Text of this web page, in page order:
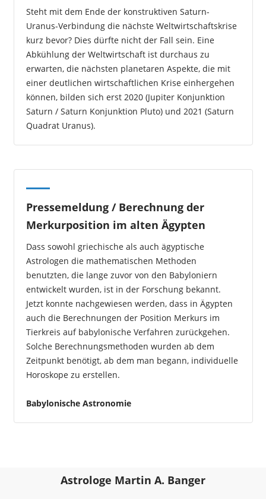
Steht mit dem Ende der konstruktiven Saturn-
Uranus-Verbindung die nächste Weltwirtschaftskrise
kurz bevor? Dies dürfte nicht der Fall sein. Eine
Abkühlung der Weltwirtschaft ist durchaus zu
erwarten, die nächsten planetaren Aspekte, die mit
einer deutlichen wirtschaftlichen Krise einhergehen
können, bilden sich erst 2020 (Jupiter Konjunktion
Saturn / Saturn Konjunktion Pluto) und 2021 (Saturn
Quadrat Uranus).
Pressemeldung / Berechnung der
Merkurposition im alten Ägypten
Dass sowohl griechische als auch ägyptische
Astrologen die mathematischen Methoden
benutzten, die lange zuvor von den Babyloniern
entwickelt wurden, ist in der Forschung bekannt.
Jetzt konnte nachgewiesen werden, dass in Ägypten
auch die Berechnungen der Position Merkurs im
Tierkreis auf babylonische Verfahren zurückgehen.
Solche Berechnungsmethoden wurden ab dem
Zeitpunkt benötigt, ab dem man begann, individuelle
Horoskope zu erstellen.
Babylonische Astronomie
Astrologe Martin A. Banger